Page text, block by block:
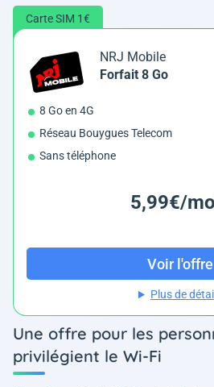
Carte SIM 1€
NRJ Mobile
Forfait 8 Go
8 Go en 4G
Réseau Bouygues Telecom
Sans téléphone
5,99€/
Voir l'offre
Plus de
Une offre pour les
privilégient le Wi-Fi